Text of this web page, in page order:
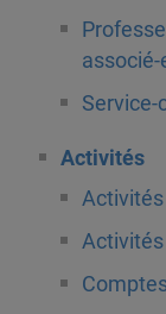
associé-
Service-
Activités